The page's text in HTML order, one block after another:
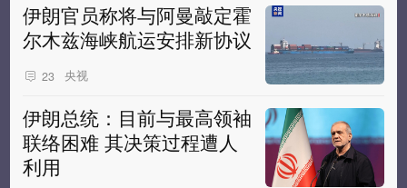
伊朗官员称将与阿曼敲定霍
尔木兹海峡航运安排新协议
23 央视
伊朗总统：目前与最高领袖
联络困难 其决策过程遭人
利用